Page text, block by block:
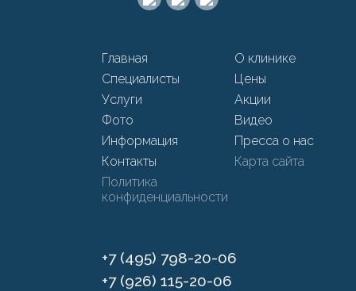
Главная
О клинике
Специалисты
Цены
Услуги
Акции
Фото
Видео
Информация
Пресса о нас
Контакты
Карта сайта
Политика
конфиденциальности
+7 (495) 798-20-06
+7 (926) 115-20-06